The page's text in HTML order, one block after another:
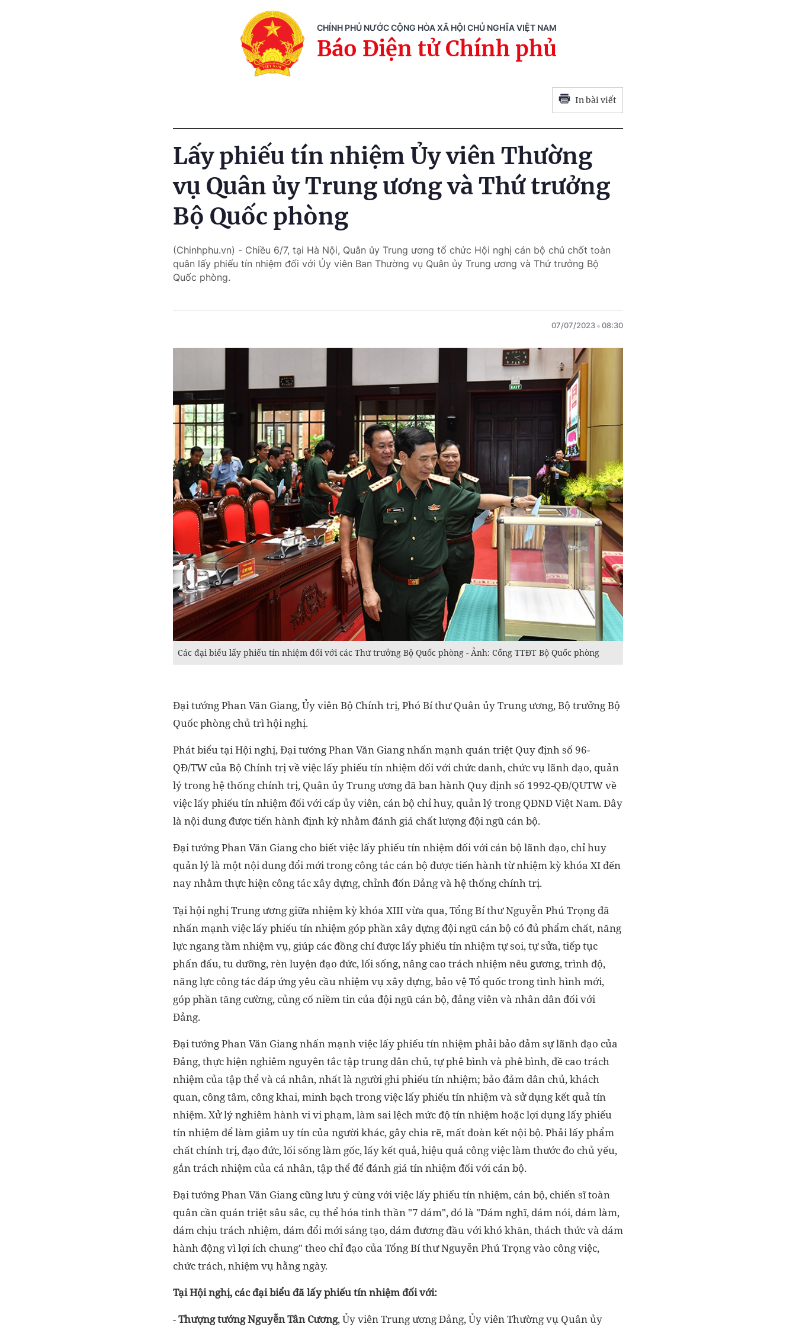
CHÍNH PHỦ NƯỚC CỘNG HÒA XÃ HỘI CHỦ NGHĨA VIỆT NAM
Báo Điện tử Chính phủ
In bài viết
Lấy phiếu tín nhiệm Ủy viên Thường
vụ Quân ủy Trung ương và Thứ trưởng
Bộ Quốc phòng
(Chinhphu.vn) - Chiều 6/7, tại Hà Nội, Quân ủy Trung ương tổ chức Hội nghị cán bộ chủ chốt toàn
quân lấy phiếu tín nhiệm đối với Ủy viên Ban Thường vụ Quân ủy Trung ương và Thứ trưởng Bộ
Quốc phòng.
07/07/2023 08:30
Các đại biểu lấy phiếu tín nhiệm đối với các Thứ trưởng Bộ Quốc phòng - Ảnh: Cổng TTĐT Bộ Quốc phòng
Đại tướng Phan Văn Giang, Ủy viên Bộ Chính trị, Phó Bí thư Quân ủy Trung ương, Bộ trưởng Bộ
Quốc phòng chủ trì hội nghị.
Phát biểu tại Hội nghị, Đại tướng Phan Văn Giang nhấn mạnh quán triệt Quy định số 96-
QĐ/TW của Bộ Chính trị về việc lấy phiếu tín nhiệm đối với chức danh, chức vụ lãnh đạo, quản
lý trong hệ thống chính trị, Quân ủy Trung ương đã ban hành Quy định số 1992-QĐ/QUTW về
việc lấy phiếu tín nhiệm đối với cấp ủy viên, cán bộ chỉ huy, quản lý trong QĐND Việt Nam. Đây
là nội dung được tiến hành định kỳ nhằm đánh giá chất lượng đội ngũ cán bộ.
Đại tướng Phan Văn Giang cho biết việc lấy phiếu tín nhiệm đối với cán bộ lãnh đạo, chỉ huy
quản lý là một nội dung đổi mới trong công tác cán bộ được tiến hành từ nhiệm kỳ khóa XI đến
nay nhằm thực hiện công tác xây dựng, chỉnh đốn Đảng và hệ thống chính trị.
Tại hội nghị Trung ương giữa nhiệm kỳ khóa XIII vừa qua, Tổng Bí thư Nguyễn Phú Trọng đã
nhấn mạnh việc lấy phiếu tín nhiệm góp phần xây dựng đội ngũ cán bộ có đủ phẩm chất, năng
lực ngang tầm nhiệm vụ, giúp các đồng chí được lấy phiếu tín nhiệm tự soi, tự sửa, tiếp tục
phấn đấu, tu dưỡng, rèn luyện đạo đức, lối sống, nâng cao trách nhiệm nêu gương, trình độ,
năng lực công tác đáp ứng yêu cầu nhiệm vụ xây dựng, bảo vệ Tổ quốc trong tình hình mới,
góp phần tăng cường, củng cố niềm tin của đội ngũ cán bộ, đảng viên và nhân dân đối với
Đảng.
Đại tướng Phan Văn Giang nhấn mạnh việc lấy phiếu tín nhiệm phải bảo đảm sự lãnh đạo của
Đảng, thực hiện nghiêm nguyên tắc tập trung dân chủ, tự phê bình và phê bình, đề cao trách
nhiệm của tập thể và cá nhân, nhất là người ghi phiếu tín nhiệm; bảo đảm dân chủ, khách
quan, công tâm, công khai, minh bạch trong việc lấy phiếu tín nhiệm và sử dụng kết quả tín
nhiệm. Xử lý nghiêm hành vi vi phạm, làm sai lệch mức độ tín nhiệm hoặc lợi dụng lấy phiếu
tín nhiệm để làm giảm uy tín của người khác, gây chia rẽ, mất đoàn kết nội bộ. Phải lấy phẩm
chất chính trị, đạo đức, lối sống làm gốc, lấy kết quả, hiệu quả công việc làm thước đo chủ yếu,
gắn trách nhiệm của cá nhân, tập thể để đánh giá tín nhiệm đối với cán bộ.
Đại tướng Phan Văn Giang cũng lưu ý cùng với việc lấy phiếu tín nhiệm, cán bộ, chiến sĩ toàn
quân cần quán triệt sâu sắc, cụ thể hóa tinh thần "7 dám", đó là "Dám nghĩ, dám nói, dám làm,
dám chịu trách nhiệm, dám đổi mới sáng tạo, dám đương đầu với khó khăn, thách thức và dám
hành động vì lợi ích chung" theo chỉ đạo của Tổng Bí thư Nguyễn Phú Trọng vào công việc,
chức trách, nhiệm vụ hằng ngày.
Tại Hội nghị, các đại biểu đã lấy phiếu tín nhiệm đối với:
-Thượng tướng Nguyễn Tân Cương, Ủy viên Trung ương Đảng, Ủy viên Thường vụ Quân ủy